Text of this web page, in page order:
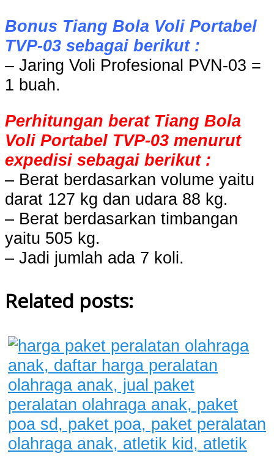
Bonus Tiang Bola Voli Portabel
TVP-03 sebagai berikut :
– Jaring Voli Profesional PVN-03 =
1 buah.
Perhitungan berat Tiang Bola
Voli Portabel TVP-03 menurut
expedisi sebagai berikut :
– Berat berdasarkan volume yaitu
darat 127 kg dan udara 88 kg.
– Berat berdasarkan timbangan
yaitu 505 kg.
– Jadi jumlah ada 7 koli.
Related posts: